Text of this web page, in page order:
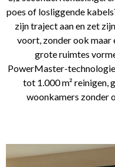
poes of losliggende
zijn traject aan en zet
voort, zonder ook maar
grote ruimtes
PowerMaster-
tot 1.000 m² reinigen,
woonkamers zonder